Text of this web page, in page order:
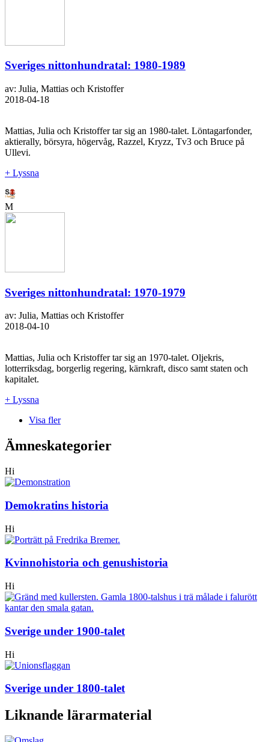
Sveriges nittonhundratal: 1980-1989
av: Julia, Mattias och Kristoffer
2018-04-18
Mattias, Julia och Kristoffer tar sig an 1980-talet. Löntagarfonder,
aktierally, börsyra, högervåg, Razzel, Kryzz, Tv3 och Bruce på
Ullevi.
+ Lyssna
M
Sveriges nittonhundratal: 1970-1979
av: Julia, Mattias och Kristoffer
2018-04-10
Mattias, Julia och Kristoffer tar sig an 1970-talet. Oljekris,
lotterriksdag, borgerlig regering, kärnkraft, disco samt staten och
kapitalet.
+ Lyssna
Visa fler
Ämneskategorier
Hi
Demokratins historia
Hi
Kvinnohistoria och genushistoria
Hi
Sverige under 1900-talet
Hi
Sverige under 1800-talet
Liknande lärarmaterial